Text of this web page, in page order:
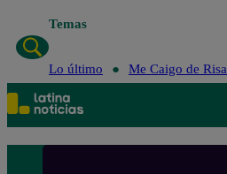
Temas
Lo último Me Caigo de Risa